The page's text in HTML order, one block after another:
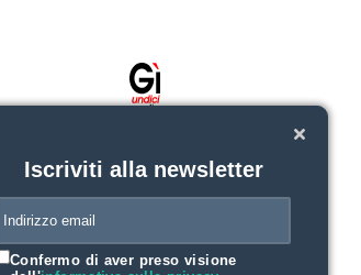
Iscriviti alla newsletter
Confermo di aver preso visione